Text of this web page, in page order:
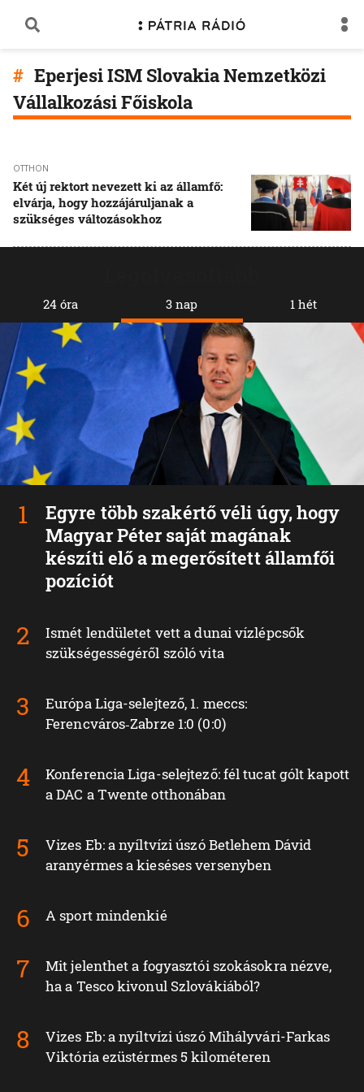
Eperjesi ISM Slovakia Nemzetközi
Vállalkozási Főiskola
OTTHON
Két új rektort nevezett ki az államfő:
elvárja, hogy hozzájáruljanak a
szükséges változásokhoz
24 óra 3 nap
Egyre több szakértő véli úgy, hogy
Magyar Péter saját magának
készíti elő a megerősített államfői
pozíciót
Ismét lendületet vett a dunai vízlépcsők
szükségességéről szóló vita
Európa Liga-selejtező, 1. meccs:
Ferencváros‑Zabrze 1:0 (0:0)
Konferencia Liga-selejtező: fél tucat gólt kapott
a DAC a Twente otthonában
Vizes Eb: a nyíltvízi úszó Betlehem Dávid
aranyérmes a kieséses versenyben
A sport mindenkié
Mit jelenthet a fogyasztói szokásokra nézve,
ha a Tesco kivonul Szlovákiából?
Vizes Eb: a nyíltvízi úszó Mihályvári-Farkas
Viktória ezüstérmes 5 kilométeren
1 hét